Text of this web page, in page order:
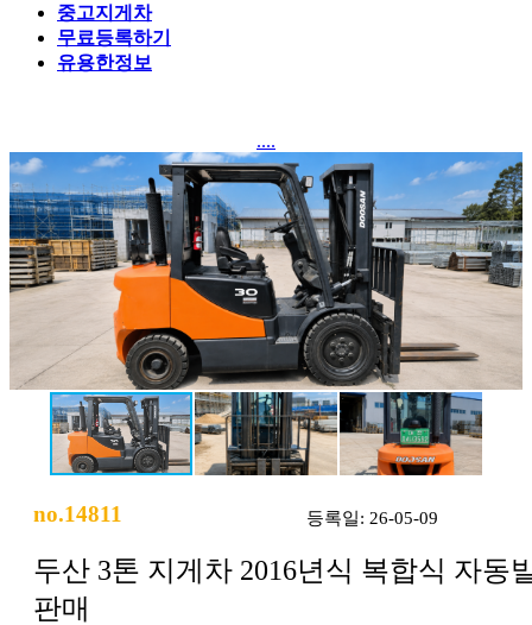
중고지게차
무료등록하기
유용한정보
....
no.14811 등록일: 26-05-09
두산 3톤 지게차 2016년식 복합식 자동
판매